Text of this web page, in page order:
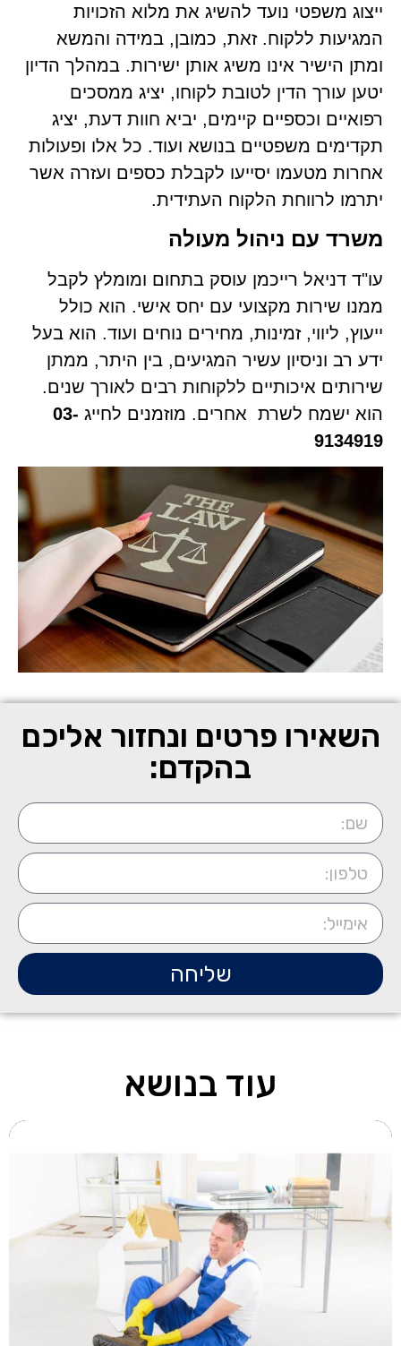
ייצוג משפטי נועד להשיג את מלוא הזכויות
המגיעות ללקוח. זאת, כמובן, במידה והמשא
ומתן הישיר אינו משיג אותן ישירות. במהלך הדיון
יטען עורך הדין לטובת לקוחו, יציג ממסכים
רפואיים וכספיים קיימים, יביא חוות דעת, יציג
תקדימים משפטיים בנושא ועוד. כל אלו ופעולות
אחרות מטעמו יסייעו לקבלת כספים ועזרה אשר
יתרמו לרווחת הלקוח העתידית.
משרד עם ניהול מעולה
עו"ד דניאל רייכמן עוסק בתחום ומומלץ לקבל
ממנו שירות מקצועי עם יחס אישי. הוא כולל
ייעוץ, ליווי, זמינות, מחירים נוחים ועוד. הוא בעל
ידע רב וניסיון עשיר המגיעים, בין היתר, ממתן
שירותים איכותיים ללקוחות רבים לאורך שנים.
הוא ישמח לשרת אחרים. מוזמנים לחייג 03-
9134919
השאירו פרטים ונחזור אליכם
בהקדם:
שליחה
עוד בנושא